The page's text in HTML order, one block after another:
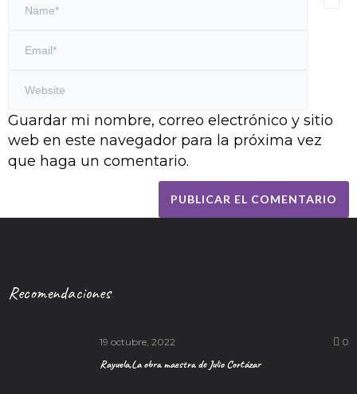
Guardar mi nombre, correo electrónico y sitio
web en este navegador para la próxima vez
que haga un comentario.
Recomendaciones
19 octubre, 2022 0
Rayuela,La obra maestra de Julio Cortázar